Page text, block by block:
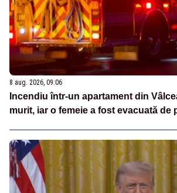
8 aug. 2026, 09:06
Incendiu într-un apartament din
murit, iar o femeie a fost evacuată de